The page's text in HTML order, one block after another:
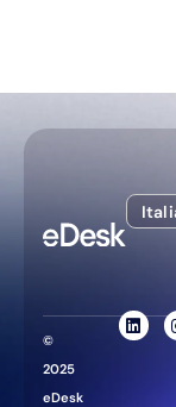
©
2025
eDesk